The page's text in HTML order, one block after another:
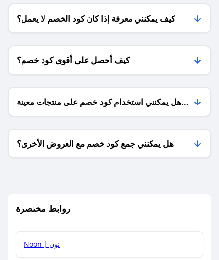
كيف يمكنني معرفة إذا كان كود الخصم لا يعمل؟
كيف أحصل على أقوى كود خصم؟
هل يمكنني استخدام كود خصم على منتجات معينة
فقط؟
هل يمكنني جمع كود خصم مع العروض الأخرى؟
روابط مختصرة
Noon | نون